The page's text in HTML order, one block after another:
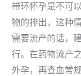
带环怀孕是不可
物的排出，这种
需要流产的话，
行。在药物流产
外孕，再查血常